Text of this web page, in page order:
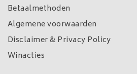
Betaalmethoden
Algemene voorwaarden
Disclaimer & Privacy Policy
Winacties